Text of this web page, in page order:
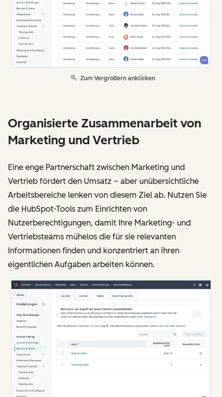
Zum Vergrößern anklicken
Organisierte Zusammenarbeit von
Marketing und Vertrieb
Eine enge Partnerschaft zwischen Marketing und
Vertrieb fördert den Umsatz – aber unübersichtliche
Arbeitsbereiche lenken von diesem Ziel ab. Nutzen Sie
die HubSpot-Tools zum Einrichten von
Nutzerberechtigungen, damit Ihre Marketing- und
Vertriebsteams mühelos die für sie relevanten
Informationen finden und konzentriert an ihren
eigentlichen Aufgaben arbeiten können.